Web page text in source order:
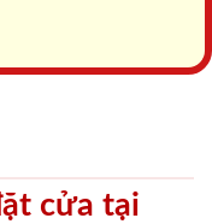
cửa tại